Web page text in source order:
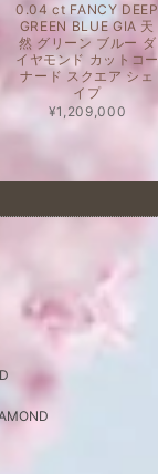
0.04 ct FANCY DEEP
GREEN BLUE GIA 天
然 グリーン ブルー ダ
イヤモンド カットコー
ナード スクエア シェ
イプ
¥1,209,000